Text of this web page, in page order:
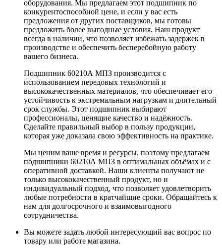
оборудования. Мы предлагаем этот подшипник по
конкурентоспособной цене, и если у вас есть
предложения от других поставщиков, мы готовы
предложить более выгодные условия. Наш продукт
всегда в наличии, что позволяет избежать задержек в
производстве и обеспечить бесперебойную работу
вашего бизнеса.
Подшипник 60210А МПЗ производится с
использованием передовых технологий и
высококачественных материалов, что обеспечивает его
устойчивость к экстремальным нагрузкам и длительный
срок службы. Этот подшипник выбирают
профессионалы, ценящие качество и надёжность.
Сделайте правильный выбор в пользу продукции,
которая уже доказала свою эффективность на практике.
Мы ценим ваше время и ресурсы, поэтому предлагаем
подшипники 60210А МПЗ в оптимальных объёмах и с
оперативной доставкой. Наши клиенты получают не
только высококачественный продукт, но и
индивидуальный подход, что позволяет удовлетворить
любые потребности в кратчайшие сроки. Обращайтесь к
нам для долгосрочного и взаимовыгодного
сотрудничества.
Вы можете задать любой интересующий вас вопрос по
товару или работе магазина.